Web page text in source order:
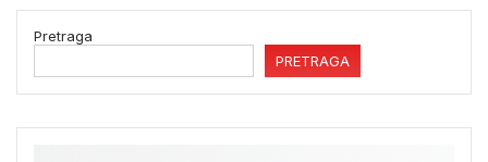
Pretraga
PRETRAGA